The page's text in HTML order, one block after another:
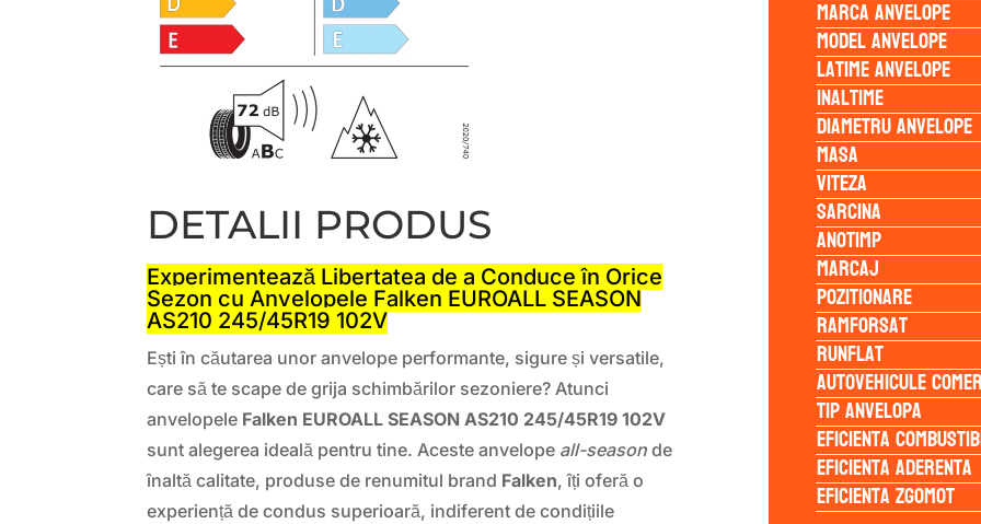
DETALII PRODUS
Experimentează Libertatea de a Conduce în Orice
Sezon cu Anvelopele Falken EUROALL SEASON
AS210 245/45R19 102V
Ești în căutarea unor anvelope performante, sigure și versatile,
care să te scape de grija schimbărilor sezoniere? Atunci
anvelopele Falken EUROALL SEASON AS210 245/45R19 102V
sunt alegerea ideală pentru tine. Aceste anvelope all-season de
înaltă calitate, produse de renumitul brand Falken, îți oferă o
experiență de condus superioară, indiferent de condițiile
Marca anvelope
Model anvelope
Latime anvelope
Inaltime
Diametru anvelope
Masa
Viteza
Sarcina
Anotimp
Marcaj
Pozitionare
Ramforsat
Runflat
Autovehicule
Tip anvelopa
Eficienta
Eficienta Aderenta
Eficienta Zgomot